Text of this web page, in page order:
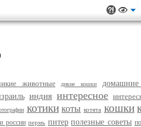
животные дикие кошки
индия интересное
котики коты котята кошки
россии пермь питер полезные советы